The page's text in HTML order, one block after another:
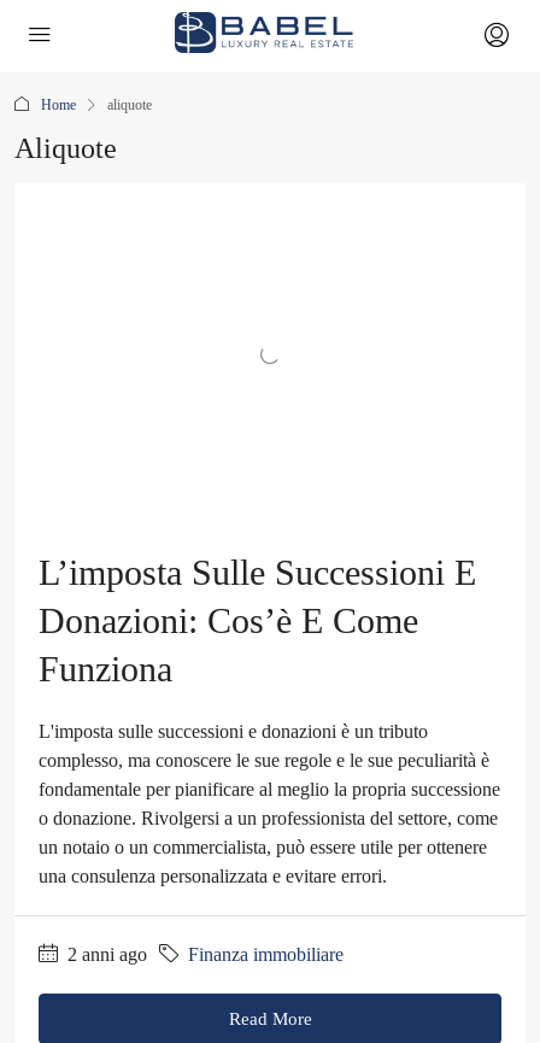
Home aliquote
Aliquote
L’imposta Sulle Successioni E
Donazioni: Cos’è E Come
Funziona
L'imposta sulle successioni e donazioni è un tributo
complesso, ma conoscere le sue regole e le sue peculiarità è
fondamentale per pianificare al meglio la propria successione
o donazione. Rivolgersi a un professionista del settore, come
un notaio o un commercialista, può essere utile per ottenere
una consulenza personalizzata e evitare errori.
2 anni ago Finanza immobiliare
Read More